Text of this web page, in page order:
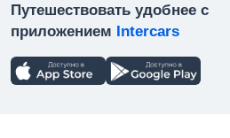
Путешествовать удобнее с
приложением Intercars